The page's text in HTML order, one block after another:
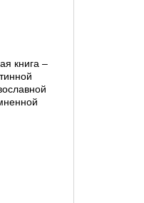
книга –